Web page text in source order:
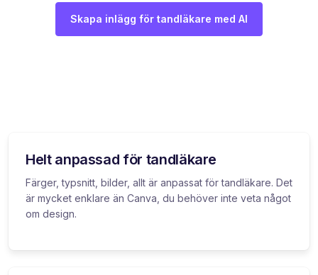
Skapa inlägg för tandläkare med AI
Helt anpassad för tandläkare
Färger, typsnitt, bilder, allt är anpassat för tandläkare. Det
är mycket enklare än Canva, du behöver inte veta något
om design.